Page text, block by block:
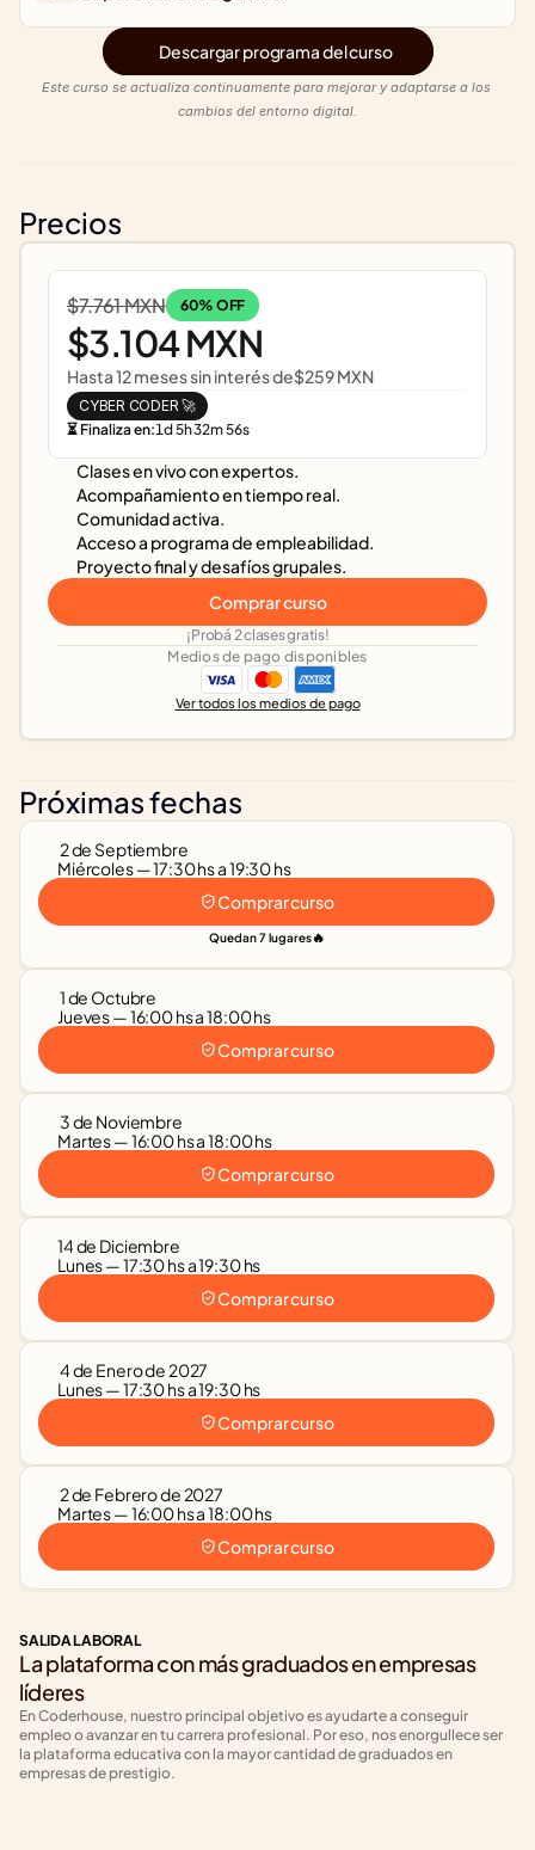
Descargar programa del curso
Este curso se actualiza continuamente para mejorar y adaptarse a los
cambios del entorno digital.
Próximas fechas
2 de Septiembre
Miércoles — 17:30 hs a 19:30 hs
Quedan 7 lugares🔥
Comprar curso
1 de Octubre
Jueves — 16:00 hs a 18:00 hs
Comprar curso
3 de Noviembre
Martes — 16:00 hs a 18:00 hs
Comprar curso
14 de Diciembre
Lunes — 17:30 hs a 19:30 hs
Comprar curso
4 de Enero de 2027
Lunes — 17:30 hs a 19:30 hs
Comprar curso
2 de Febrero de 2027
Martes — 16:00 hs a 18:00 hs
Comprar curso
Precios
Clases en vivo con expertos.
Acompañamiento en tiempo real.
Comunidad activa.
Acceso a programa de empleabilidad.
Proyecto final y desafíos grupales.
Comprar curso
$7.761 MXN 60% OFF
$3.104 MXN
Hasta 12 meses sin interés de$259 MXN
CYBER CODER 🚀
⏳ Finaliza en:1d5h32m56s
Medios de pago disponibles
Ver todos los medios de pago
¡Probá 2 clases gratis!
SALIDA LABORAL
La plataforma con más graduados en empresas
líderes
En Coderhouse, nuestro principal objetivo es ayudarte a conseguir
empleo o avanzar en tu carrera profesional. Por eso, nos enorgullece ser
la plataforma educativa con la mayor cantidad de graduados en
empresas de prestigio.